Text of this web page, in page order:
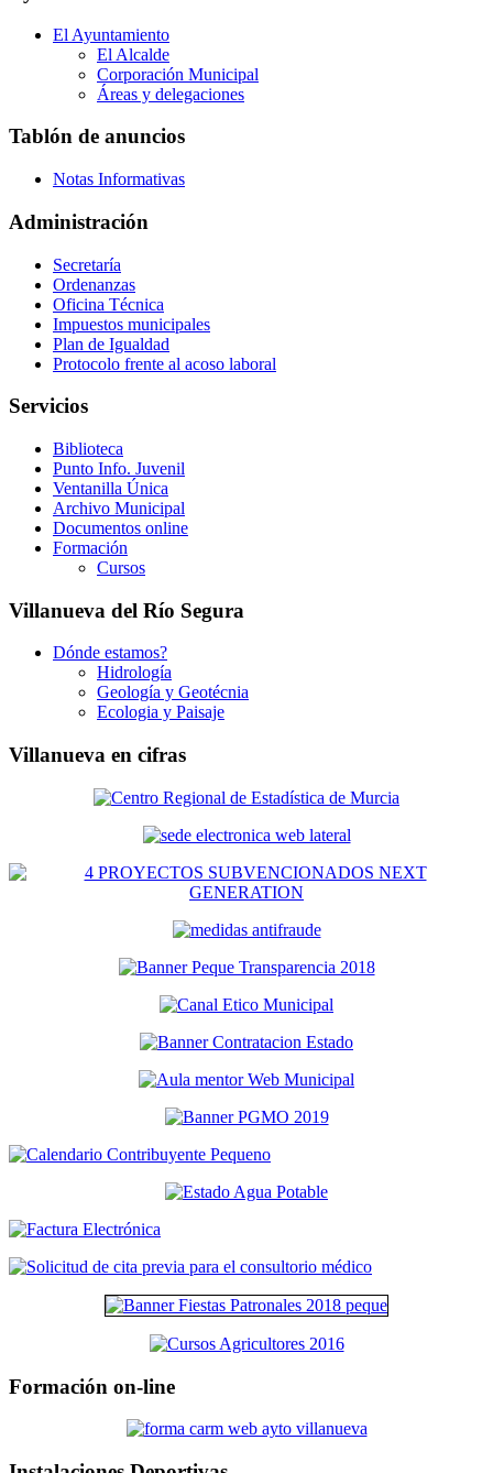
El Ayuntamiento
El Alcalde
Corporación Municipal
Áreas y delegaciones
Tablón de anuncios
Notas Informativas
Administración
Secretaría
Ordenanzas
Oficina Técnica
Impuestos municipales
Plan de Igualdad
Protocolo frente al acoso laboral
Servicios
Biblioteca
Punto Info. Juvenil
Ventanilla Única
Archivo Municipal
Documentos online
Formación
Cursos
Villanueva del Río Segura
Dónde estamos?
Hidrología
Geología y Geotécnia
Ecologia y Paisaje
Villanueva en cifras
Formación on-line